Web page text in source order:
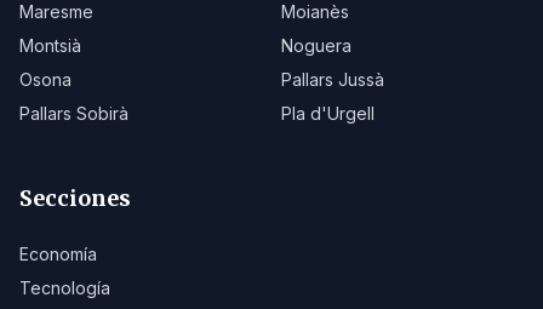
Maresme
Moianès
Montsià
Noguera
Osona
Pallars Jussà
Pallars Sobirà
Pla d'Urgell
Secciones
Economía
Tecnología